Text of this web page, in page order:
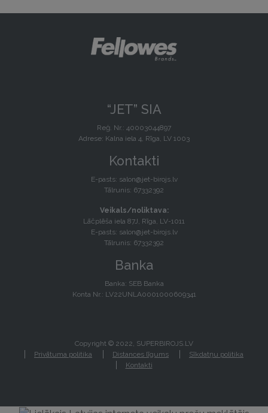
“JET” SIA
Reģ. Nr.: 40003044897
Adrese: Kalna iela 4, Rīga, LV 1003
Kontakti
E-pasts: salon@jet-birojs.lv
Tālrunis: 67332392
Veikals/noliktava:
Lāčplēša iela 87J, Rīga, LV-1011
E-pasts: salon@jet-birojs.lv
Tālrunis: 67332392
Banka
Banka: SEB Banka
Konta Nr.: LV22UNLA0001000609341
Copyright © 2022, SUPERBIROJS.LV
Privātuma politika
Distances līgums
Sīkdatņu politika
Kontakti